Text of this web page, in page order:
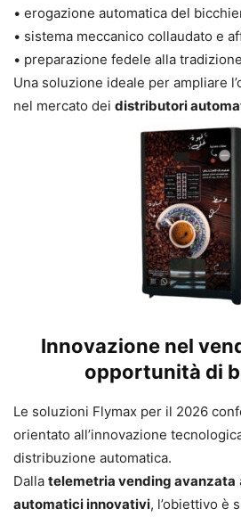
• erogazione automatica del
• sistema meccanico collaudato e
• preparazione fedele alla
Una soluzione ideale per ampliare
nel mercato dei distributori
Innovazione nel
opportunità di
Le soluzioni Flymax per il 2026
orientato all’innovazione
distribuzione automatica.
Dalla telemetria vending avanzata
automatici innovativi, l’obiettivo è